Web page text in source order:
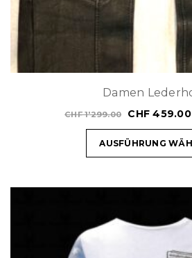
Damen
CHF1'299.00 CHF 459.00
AUSFÜHRUNG